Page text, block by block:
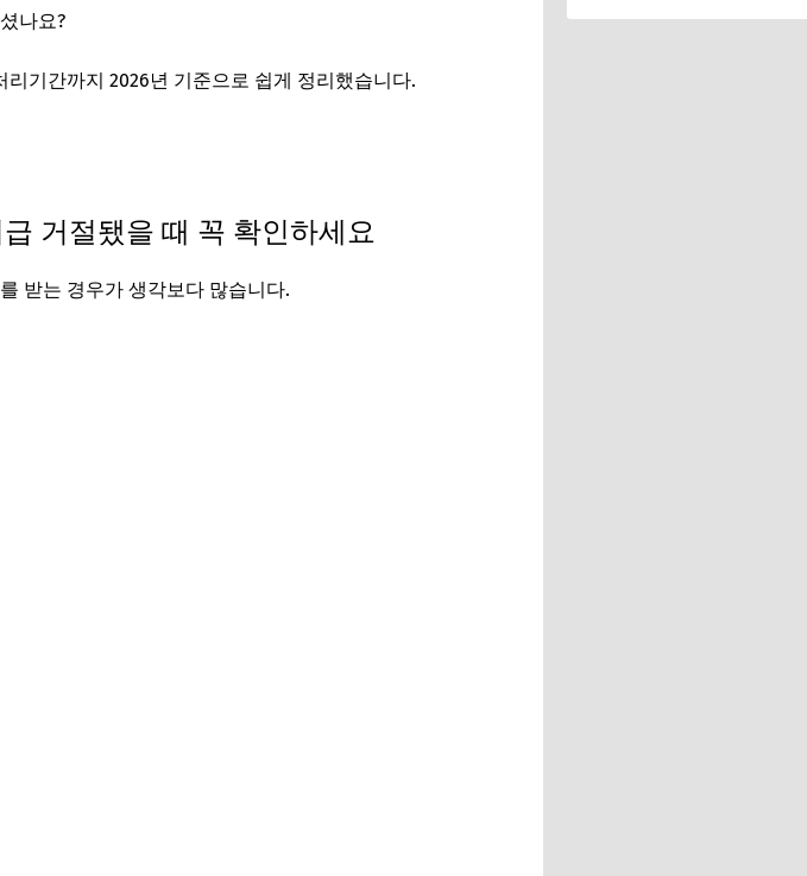
나요?
기간까지 2026년 기준으로 쉽게 정리했습니다.
거절됐을 때 꼭 확인하세요
받는 경우가 생각보다 많습니다.